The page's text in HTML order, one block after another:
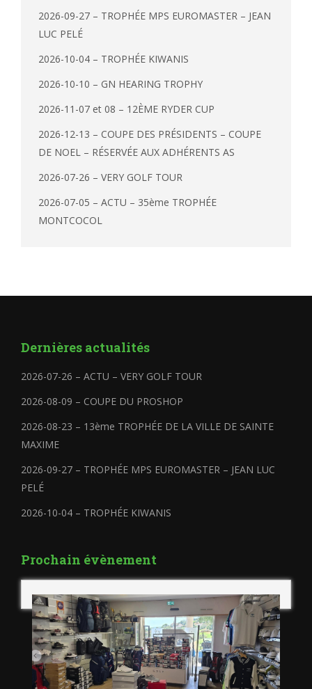
2026-09-27 – TROPHÉE MPS EUROMASTER – JEAN
LUC PELÉ
2026-10-04 – TROPHÉE KIWANIS
2026-10-10 – GN HEARING TROPHY
2026-11-07 et 08 – 12ÈME RYDER CUP
2026-12-13 – COUPE DES PRÉSIDENTS – COUPE
DE NOEL – RÉSERVÉE AUX ADHÉRENTS AS
2026-07-26 – VERY GOLF TOUR
2026-07-05 – ACTU – 35ème TROPHÉE
MONTCOCOL
Dernières actualités
2026-07-26 – ACTU – VERY GOLF TOUR
2026-08-09 – COUPE DU PROSHOP
2026-08-23 – 13ème TROPHÉE DE LA VILLE DE SAINTE
MAXIME
2026-09-27 – TROPHÉE MPS EUROMASTER – JEAN LUC
PELÉ
2026-10-04 – TROPHÉE KIWANIS
Prochain évènement